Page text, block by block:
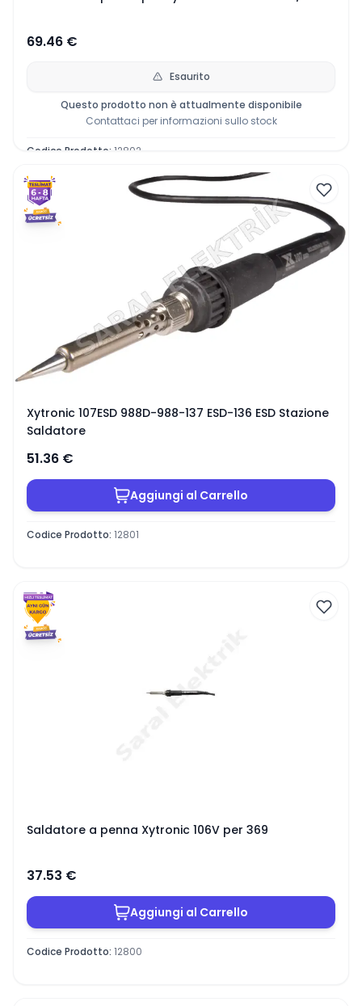
69.46 €
Esaurito
Questo prodotto non è attualmente disponibile
Contattaci per informazioni sullo stock
Codice Prodotto: 12802
Xytronic 107ESD 988D-988-137 ESD-136 ESD Stazione
Saldatore
51.36 €
Aggiungi al Carrello
Codice Prodotto: 12801
Saldatore a penna Xytronic 106V per 369
37.53 €
Aggiungi al Carrello
Codice Prodotto: 12800